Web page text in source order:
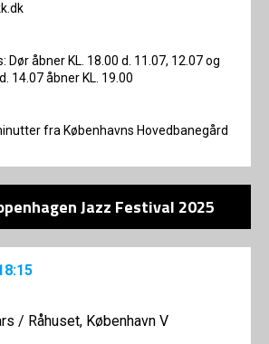
Dør åbner KL. 18.00 d. 11.07, 12.07 og
14.07 åbner KL. 19.00
fra Københavns Hovedbanegård
Jazz Festival 2025
/ Råhuset, København V